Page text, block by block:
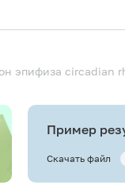
эпифиза circadian
Пример
Скачать файл